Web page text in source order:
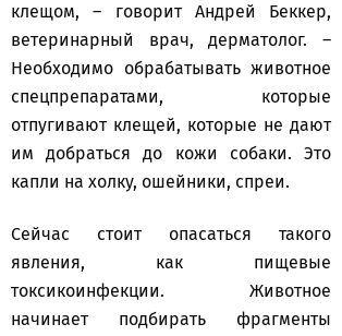
клещом, – говорит Андрей Беккер,
ветеринарный врач, дерматолог. –
Необходимо обрабатывать животное
спецпрепаратами, которые
отпугивают клещей, которые не дают
им добраться до кожи собаки. Это
капли на холку, ошейники, спреи.
Сейчас стоит опасаться такого
явления, как пищевые
токсикоинфекции. Животное
начинает подбирать фрагменты